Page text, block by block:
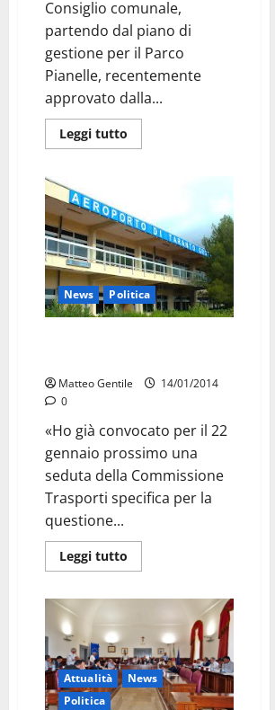
Consiglio comunale,
partendo dal piano di
gestione per il Parco
Pianelle, recentemente
approvato dalla...
Leggi tutto
News Politica
Matteo Gentile
14/01/2014
0
«Ho già convocato per il 22
gennaio prossimo una
seduta della Commissione
Trasporti specifica per la
questione...
Leggi tutto
Attualità
News
Politica